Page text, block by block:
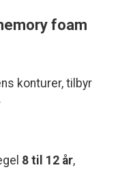
foam
konturer, tilbyr
8 til 12 år,